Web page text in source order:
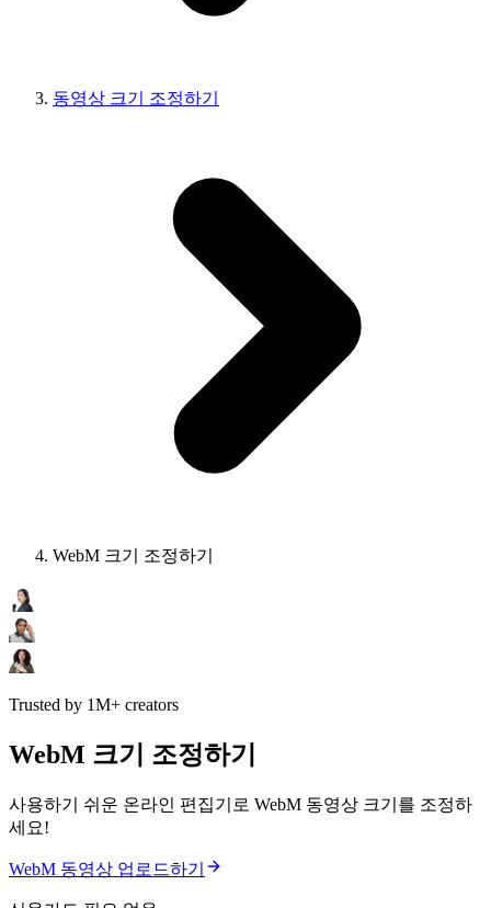
동영상 크기 조정하기
WebM 크기 조정하기
Trusted by 1M+ creators
WebM 크기 조정하기
사용하기 쉬운 온라인 편집기로 WebM 동영상 크기를 조정하
세요!
WebM 동영상 업로드하기